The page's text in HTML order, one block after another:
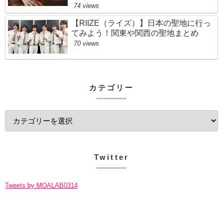
74 views
【RIIZE（ライズ）】日本の聖地に行っ
てみよう！関東や関西の聖地まとめ
70 views
カテゴリー
Twitter
Tweets by MOALAB0314